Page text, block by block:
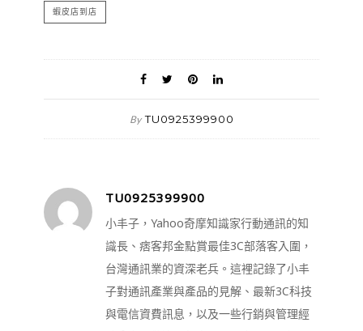
蝦皮店到店
By TU0925399900
TU0925399900
小丰子，Yahoo奇摩知識家行動通訊的知
識長、痞客邦金點賞最佳3C部落客入圍，
台灣通訊業的資深老兵。這裡記錄了小丰
子對通訊產業與產品的見解、最新3C科技
與電信資費訊息，以及一些行銷與管理經